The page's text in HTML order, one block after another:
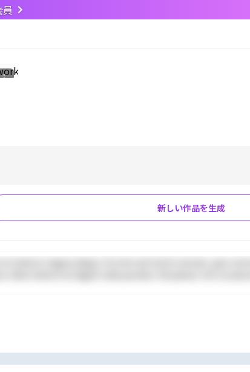
新しい作品を生成
dolore magna aliqua. Ut enim ad minim veniam, quis